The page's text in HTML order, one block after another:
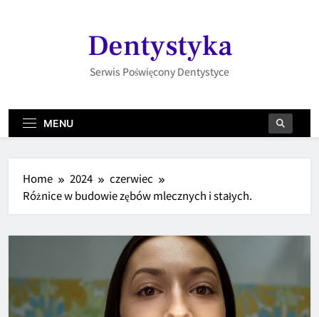
Dentystyka
Serwis Poświęcony Dentystyce
MENU
Home 2024
czerwiec
Różnice w budowie zębów mlecznych i stałych.